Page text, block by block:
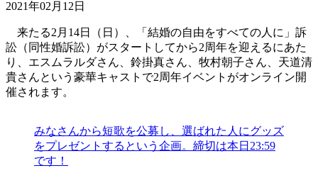
2021年02月12日
来たる2月14日（日）、「結婚の自由をすべての人に」訴
訟（同性婚訴訟）がスタートしてから2周年を迎えるにあた
り、エスムラルダさん、鈴掛真さん、牧村朝子さん、天道清
貴さんという豪華キャストで2周年イベントがオンライン開
催されます。
みなさんから短歌を公募し、選ばれた人にグッズ
をプレゼントするという企画。締切は本日23:59
です！